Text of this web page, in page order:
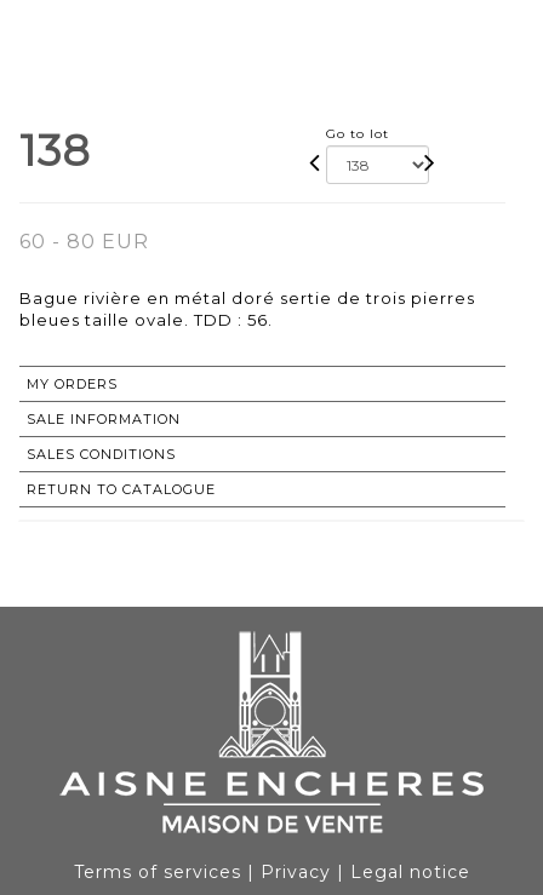
138 Go to lot
60 - 80 EUR
Bague rivière en métal doré sertie de trois pierres
bleues taille ovale. TDD : 56.
MY ORDERS
SALE INFORMATION
SALES CONDITIONS
RETURN TO CATALOGUE
Terms of services | Privacy | Legal notice